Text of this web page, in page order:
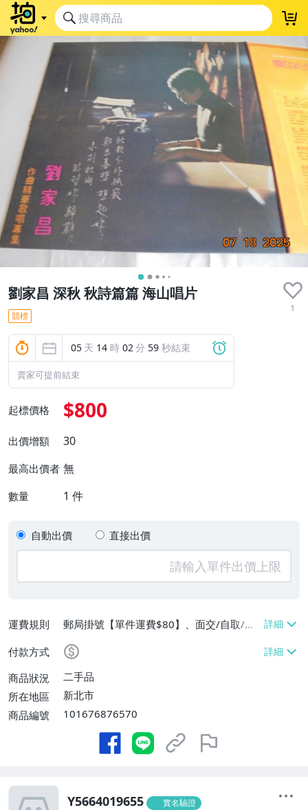
劉家昌 深秋 秋詩篇篇 海山唱片
1
競標
05 天 14 時 02分 58 秒結束
賣家可提前結束
起標價格 $800
出價增額 30
最高出價者 無
數量 1 件
自動出價 直接出價
運費規則
郵局掛號【單件運費$80】、面交/自取/不
寄送【免運費】
付款方式
商品狀況
二手品
所在地區
新北市
商品編號
101676876570
Y5664019655 實名驗證